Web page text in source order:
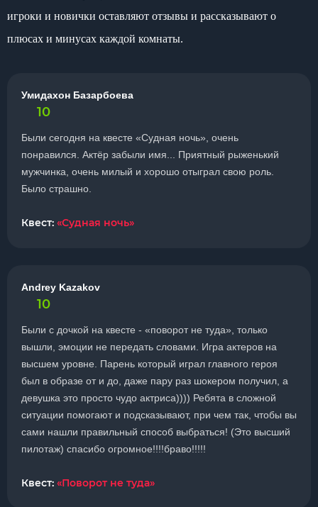
игроки и новички оставляют отзывы и рассказывают о
плюсах и минусах каждой комнаты.
Умидахон Базарбоева
10
Были сегодня на квесте «Судная ночь», очень
понравился. Актёр забыли имя... Приятный рыженький
мужчинка, очень милый и хорошо отыграл свою роль.
Было страшно.
Квест: «Судная ночь»
Andrey Kazakov
10
Были с дочкой на квесте - «поворот не туда», только
вышли, эмоции не передать словами. Игра актеров на
высшем уровне. Парень который играл главного героя
был в образе от и до, даже пару раз шокером получил, а
девушка это просто чудо актриса)))) Ребята в сложной
ситуации помогают и подсказывают, при чем так, чтобы вы
сами нашли правильный способ выбраться! (Это высший
пилотаж) спасибо огромное!!!!браво!!!!!
Квест: «Поворот не туда»